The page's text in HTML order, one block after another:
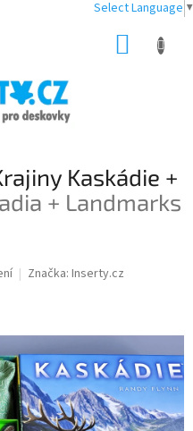
Select Language ▼
Kaskádie +
+ Landmarks
Značka: Inserty.cz